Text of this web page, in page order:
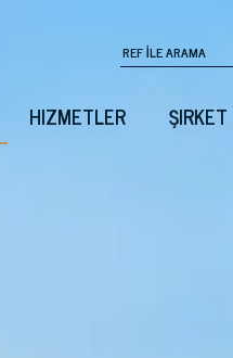
HIZMETLER ŞIRKET